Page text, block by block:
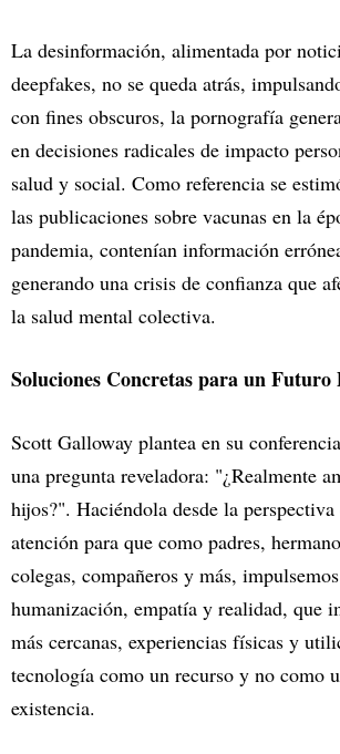
La desinformación, alimentada por
deepfakes, no se queda atrás,
con fines obscuros, la pornografía
en decisiones radicales de impacto
salud y social. Como referencia se
las publicaciones sobre vacunas en la
pandemia, contenían información
generando una crisis de confianza que
la salud mental colectiva.
Soluciones Concretas para un
Scott Galloway plantea en su
una pregunta reveladora: "¿Realmente
hijos?". Haciéndola desde la
atención para que como padres,
colegas, compañeros y más,
humanización, empatía y realidad, que
más cercanas, experiencias físicas y
tecnología como un recurso y no como
existencia.